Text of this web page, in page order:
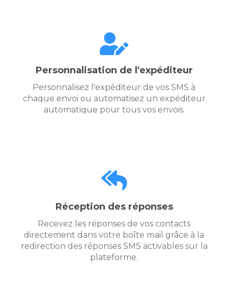
Personnalisation de l'expéditeur
Personnalisez l'expéditeur de vos SMS à
chaque envoi ou automatisez un expéditeur
automatique pour tous vos envois.
Réception des réponses
Recevez les réponses de vos contacts
directement dans votre boîte mail grâce à la
redirection des réponses SMS activables sur la
plateforme.